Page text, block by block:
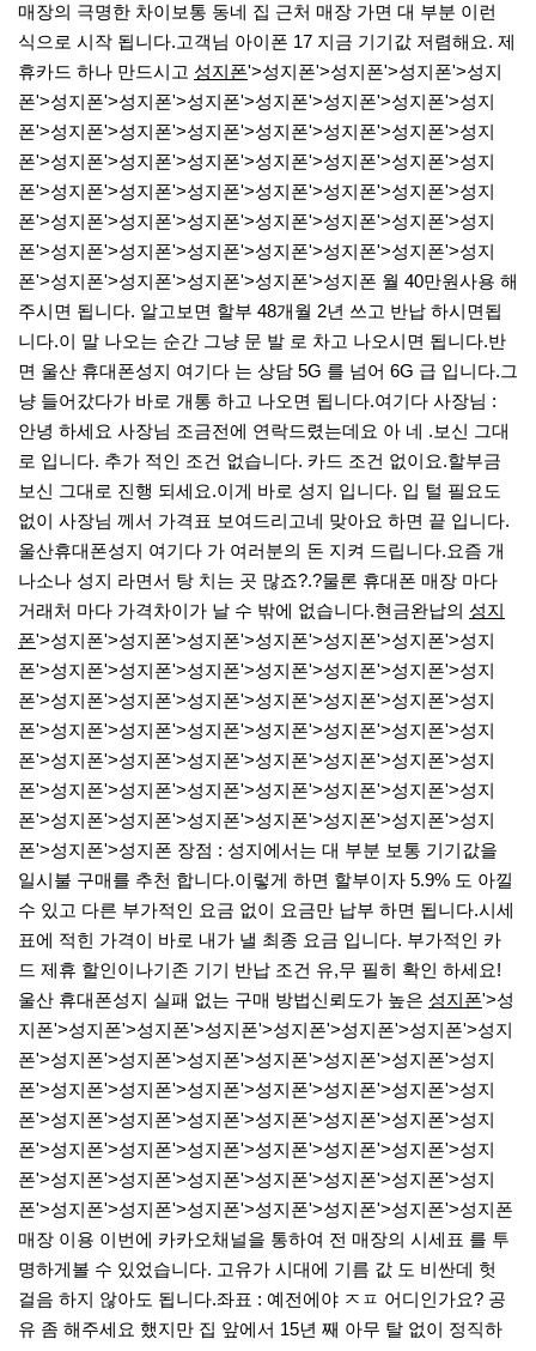
매장의 극명한 차이보통 동네 집 근처 매장 가면 대 부분 이런
식으로 시작 됩니다.​고객님 아이폰 17 지금 기기값 저렴해요. 제
휴카드 하나 만드시고 성지폰'>성지폰'>성지폰'>성지폰'>성지
폰'>성지폰'>성지폰'>성지폰'>성지폰'>성지폰'>성지폰'>성지
폰'>성지폰'>성지폰'>성지폰'>성지폰'>성지폰'>성지폰'>성지
폰'>성지폰'>성지폰'>성지폰'>성지폰'>성지폰'>성지폰'>성지
폰'>성지폰'>성지폰'>성지폰'>성지폰'>성지폰'>성지폰'>성지
폰'>성지폰'>성지폰'>성지폰'>성지폰'>성지폰'>성지폰'>성지
폰'>성지폰'>성지폰'>성지폰'>성지폰'>성지폰'>성지폰'>성지
폰'>성지폰'>성지폰'>성지폰'>성지폰'>성지폰 월 40만원사용 해
주시면 됩니다. 알고보면 할부 48개월 2년 쓰고 반납 하시면됩
니다.​이 말 나오는 순간 그냥 문 발 로 차고 나오시면 됩니다.​반
면 울산 휴대폰성지 여기다 는 상담 5G 를 넘어 6G 급 입니다.그
냥 들어갔다가 바로 개통 하고 나오면 됩니다.​여기다 사장님 :
안녕 하세요 사장님 조금전에 연락드렸는데요 아 네 .보신 그대
로 입니다. 추가 적인 조건 없습니다. 카드 조건 없이요.할부금
보신 그대로 진행 되세요.​이게 바로 성지 입니다. 입 털 필요도
없이 사장님 께서 가격표 보여드리고네 맞아요 하면 끝 입니다.​
울산휴대폰성지 여기다 가 여러분의 돈 지켜 드립니다.요즘 개
나소나 성지 라면서 탕 치는 곳 많죠?.?물론 휴대폰 매장 마다
거래처 마다 가격차이가 날 수 밖에 없습니다.​현금완납의 성지
폰'>성지폰'>성지폰'>성지폰'>성지폰'>성지폰'>성지폰'>성지
폰'>성지폰'>성지폰'>성지폰'>성지폰'>성지폰'>성지폰'>성지
폰'>성지폰'>성지폰'>성지폰'>성지폰'>성지폰'>성지폰'>성지
폰'>성지폰'>성지폰'>성지폰'>성지폰'>성지폰'>성지폰'>성지
폰'>성지폰'>성지폰'>성지폰'>성지폰'>성지폰'>성지폰'>성지
폰'>성지폰'>성지폰'>성지폰'>성지폰'>성지폰'>성지폰'>성지
폰'>성지폰'>성지폰'>성지폰'>성지폰'>성지폰'>성지폰'>성지
폰'>성지폰'>성지폰 장점 : 성지에서는 대 부분 보통 기기값을
일시불 구매를 추천 합니다.이렇게 하면 할부이자 5.9% 도 아낄
수 있고 다른 부가적인 요금 없이 요금만 납부 하면 됩니다.​시세
표에 적힌 가격이 바로 내가 낼 최종 요금 입니다. 부가적인 카
드 제휴 할인이나기존 기기 반납 조건 유,무 필히 확인 하세요!​
울산 휴대폰성지 실패 없는 구매 방법신뢰도가 높은 성지폰'>성
지폰'>성지폰'>성지폰'>성지폰'>성지폰'>성지폰'>성지폰'>성지
폰'>성지폰'>성지폰'>성지폰'>성지폰'>성지폰'>성지폰'>성지
폰'>성지폰'>성지폰'>성지폰'>성지폰'>성지폰'>성지폰'>성지
폰'>성지폰'>성지폰'>성지폰'>성지폰'>성지폰'>성지폰'>성지
폰'>성지폰'>성지폰'>성지폰'>성지폰'>성지폰'>성지폰'>성지
폰'>성지폰'>성지폰'>성지폰'>성지폰'>성지폰'>성지폰'>성지
폰'>성지폰'>성지폰'>성지폰'>성지폰'>성지폰'>성지폰'>성지폰
매장 이용 이번에 카카오채널을 통하여 전 매장의 시세표 를 투
명하게볼 수 있었습니다. 고유가 시대에 기름 값 도 비싼데 헛
걸음 하지 않아도 됩니다.​좌표 : 예전에야 ㅈㅍ 어디인가요? 공
유 좀 해주세요 했지만 집 앞에서 15년 째 아무 탈 없이 정직하